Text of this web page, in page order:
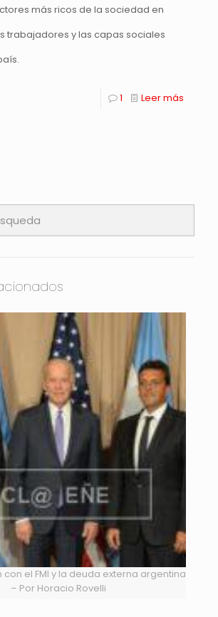
más ricos de la sociedad en
trabajadores y las capas sociales
1 Leer más
el FMI y la deuda externa argentina
– Por Horacio Rovelli